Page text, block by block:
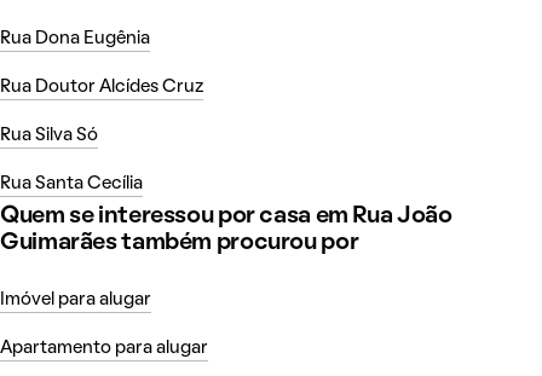
Rua Dona Eugênia
Rua Doutor Alcídes Cruz
Rua Silva Só
Rua Santa Cecília
Quem se interessou por casa em Rua João
Guimarães também procurou por
Imóvel para alugar
Apartamento para alugar